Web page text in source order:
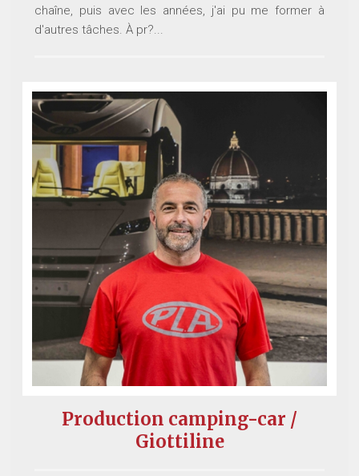
chaîne, puis avec les années, j'ai pu me former à
d'autres tâches. À pr?...
Production camping-car /
Giottiline